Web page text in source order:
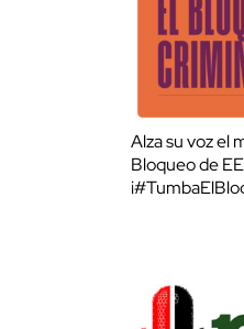
Alza su voz el
Bloqueo de